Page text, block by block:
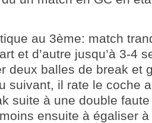
au 3ème: match
et d’autre jusqu’à 3-4
deux balles de break et
suivant, il rate le coche
suite à une double
ensuite à égaliser